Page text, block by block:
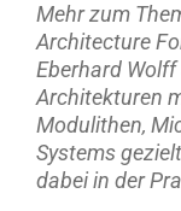
Mehr zum
Architecture
Eberhard
Architekturen
Modulithen,
Systems
dabei in der